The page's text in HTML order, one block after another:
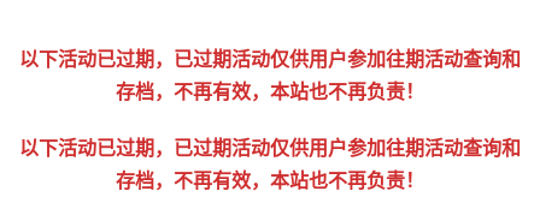
以下活动已过期，已过期活动仅供用户参加往期活动查询和
存档，不再有效，本站也不再负责！
以下活动已过期，已过期活动仅供用户参加往期活动查询和
存档，不再有效，本站也不再负责！